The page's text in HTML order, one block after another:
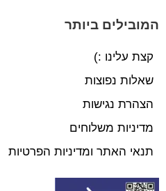
המובילים ביותר
קצת עלינו :)
שאלות נפוצות
הצהרת נגישות
מדיניות משלוחים
תנאי האתר ומדיניות הפרטיות